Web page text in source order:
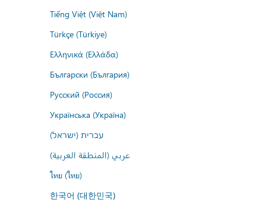
Tiếng Việt (Việt Nam)
Türkçe (Türkiye)
Ελληνικά (Ελλάδα)
Български (България)
Русский (Россия)
Українська (Україна)
עברית (ישראל)
عربي (المنطقة العربية)
ไทย (ไทย)
한국어 (대한민국)